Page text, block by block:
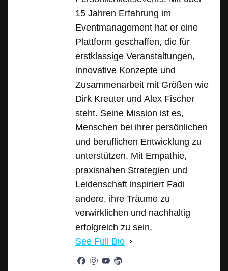
15 Jahren Erfahrung im
Eventmanagement hat er eine
Plattform geschaffen, die für
erstklassige Veranstaltungen,
innovative Konzepte und
Zusammenarbeit mit Größen wie
Dirk Kreuter und Alex Fischer
steht. Seine Mission ist es,
Menschen bei ihrer persönlichen
und beruflichen Entwicklung zu
unterstützen. Mit Empathie,
praxisnahen Strategien und
Leidenschaft inspiriert Fadi
andere, ihre Träume zu
verwirklichen und nachhaltig
erfolgreich zu sein.
See Full Bio